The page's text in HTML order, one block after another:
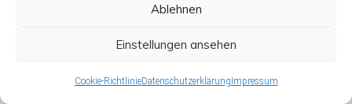
Ablehnen
Einstellungen ansehen
Cookie-RichtlinieDatenschutzerklärung Impressum
Welche Hausmittel können zusätzlich
Rauchgeruch helfen?